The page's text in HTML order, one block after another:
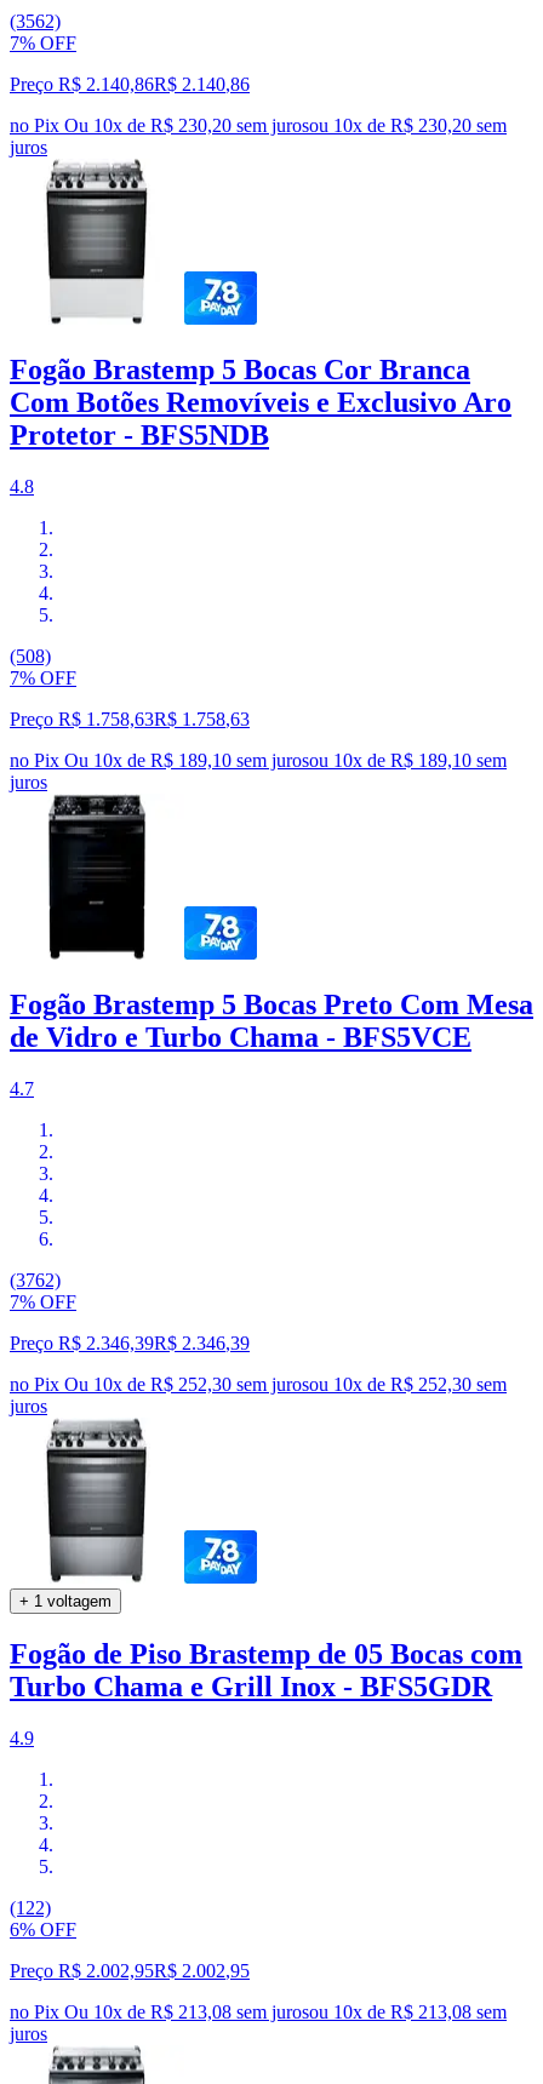
(3562)
7% OFF
Preço R$ 2.140,86R$ 2.140,86
no Pix Ou 10x de R$ 230,20 sem jurosou 10x de R$ 230,20 sem
juros
Fogão Brastemp 5 Bocas Cor Branca
Com Botões Removíveis e Exclusivo Aro
Protetor - BFS5NDB
4.8
(508)
7% OFF
Preço R$ 1.758,63R$ 1.758,63
no Pix Ou 10x de R$ 189,10 sem jurosou 10x de R$ 189,10 sem
juros
Fogão Brastemp 5 Bocas Preto Com Mesa
de Vidro e Turbo Chama - BFS5VCE
4.7
(3762)
7% OFF
Preço R$ 2.346,39R$ 2.346,39
no Pix Ou 10x de R$ 252,30 sem jurosou 10x de R$ 252,30 sem
juros
+ 1 voltagem
Fogão de Piso Brastemp de 05 Bocas com
Turbo Chama e Grill Inox - BFS5GDR
4.9
(122)
6% OFF
Preço R$ 2.002,95R$ 2.002,95
no Pix Ou 10x de R$ 213,08 sem jurosou 10x de R$ 213,08 sem
juros